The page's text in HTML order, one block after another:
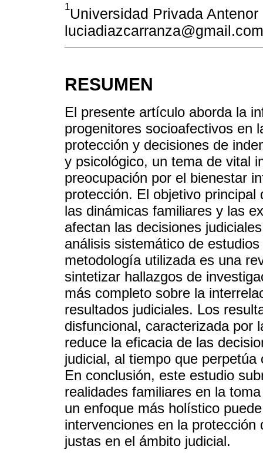
1Universidad Privada
luciadiazcarranza@gmail.com
RESUMEN
El presente artículo aborda la
progenitores socioafectivos en
protección y decisiones de
y psicológico, un tema de vital
preocupación por el bienestar
protección. El objetivo
las dinámicas familiares y las
afectan las decisiones
análisis sistemático de
metodología utilizada es una
sintetizar hallazgos de
más completo sobre la
resultados judiciales. Los
disfuncional, caracterizada por
reduce la eficacia de las
judicial, al tiempo que
En conclusión, este estudio
realidades familiares en la
un enfoque más holístico
intervenciones en la
justas en el ámbito judicial.